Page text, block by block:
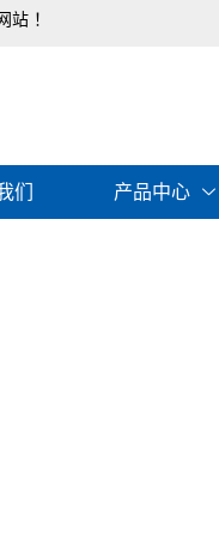
站 ！
们 产品中心